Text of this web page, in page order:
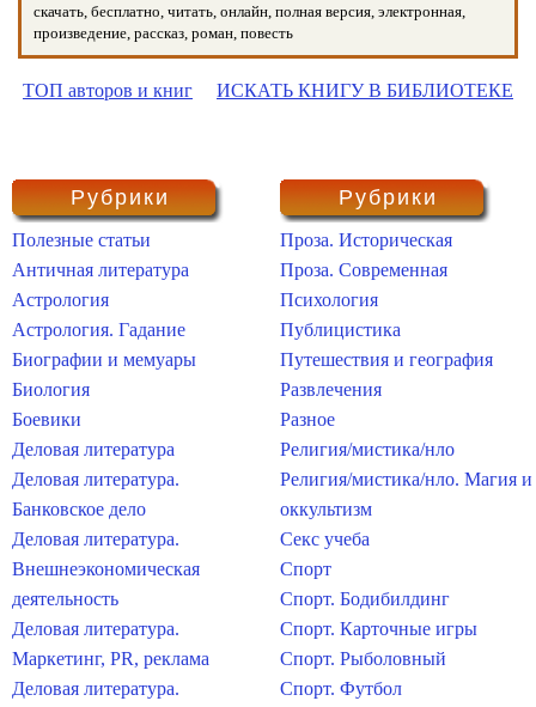
скачать, бесплатно, читать, онлайн, полная версия, электронная,
произведение, рассказ, роман, повесть
ТОП авторов и книг ИСКАТЬ КНИГУ В БИБЛИОТЕКЕ
Рубрики
Полезные статьи
Античная литература
Астрология
Астрология. Гадание
Биографии и мемуары
Биология
Боевики
Деловая литература
Деловая литература.
Банковское дело
Деловая литература.
Внешнеэкономическая
деятельность
Деловая литература.
Маркетинг, PR, реклама
Деловая литература.
Рубрики
Проза. Историческая
Проза. Современная
Психология
Публицистика
Путешествия и география
Развлечения
Разное
Религия/мистика/нло
Религия/мистика/нло. Магия и
оккультизм
Секс учеба
Спорт
Спорт. Бодибилдинг
Спорт. Карточные игры
Спорт. Рыболовный
Спорт. Футбол